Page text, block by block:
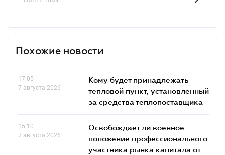
Похожие новости
17.05
7 августа 2026
Кому будет принадлежать
тепловой пункт, установленный
за средства теплопоставщика
15.10
7 августа 2026
Освобождает ли военное
положение профессионального
участника рынка капитала от